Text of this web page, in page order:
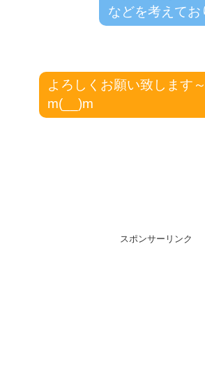
などを考えてお
よろしくお願い致します～
m(__)m
スポンサーリンク